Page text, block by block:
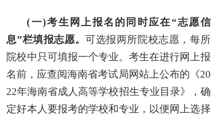
(一)考生网上报名的同时应在“志愿信
息”栏填报志愿。可选报两所院校志愿，每所
院校中只可填报一个专业。考生在进行网上报
名前，应查阅海南省考试局网站上公布的《20
22年海南省成人高等学校招生专业目录》，确
定好本人要报考的学校和专业，以便网上选择